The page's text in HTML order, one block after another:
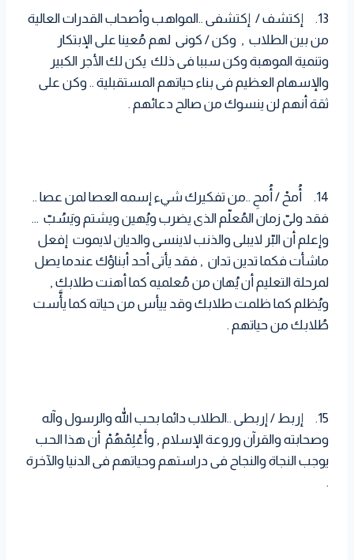
13. إكتشف / إكتشفى ..المواهب وأصحاب القدرات العالية
من بين الطلاب , وكن / كونى لهم مُعينا على الإبتكار
وتنمية الموهبة وكن سببا فى ذلك يكن لك الأجر الكبير
والإسهام العظيم فى بناء حياتهم المستقبلية .. وكن على
ثقة أنهم لن ينسوك من صالح دعائهم .
14. أُمحْ / أُمحِ ..من تفكيرك شيء إسمه العصا لمن عصا ..
فقد ولىّ زمان المُعلّم الذى يضرب ويُهين ويشتم ويَسُبّ …
وإعلم أن البّر لايبلى والذنب لاينسى والديان لايموت إفعل
ماشأت فكما تدين تدان , فقد يأتى أحد أبناؤك عندما يصل
لمرحلة التعليم أن يُهان من مُعلميه كما أهنت طلابك ,
ويُظلم كما ظلمت طلابك وقد ييأس من حياته كما يأَّست
طُلابك من حياتهم .
15. إربط / إربطى ..الطلاب دائما بحب الله والرسول وآله
وصحابته والقرآن وروعة الإسلام , وأَعْلِمْهُمْ أن هذا الحب
يوجب النجاة والنجاح فى دراستهم وحياتهم فى الدنيا والآخرة
.